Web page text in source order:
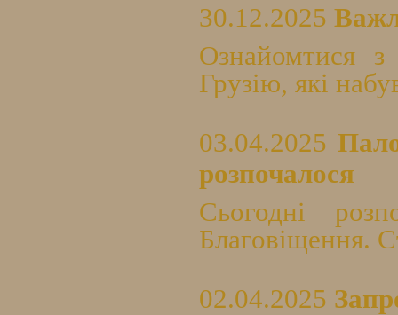
30.12.2025
Ознайомтися
Грузію, які
03.04.2025
розпочалося
Сьогодні
Благовіщення.
02.04.2025